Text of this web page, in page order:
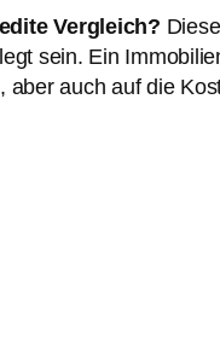
Vergleich?
sein. Ein
aber auch auf die